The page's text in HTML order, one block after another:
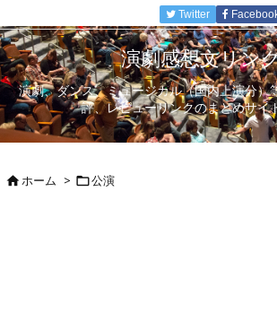
Twitter
演劇感想文リン
演劇、ダンス、ミュージカル（国内上演分）
評、レビューリンクのまとめサイ
ホーム > 公演